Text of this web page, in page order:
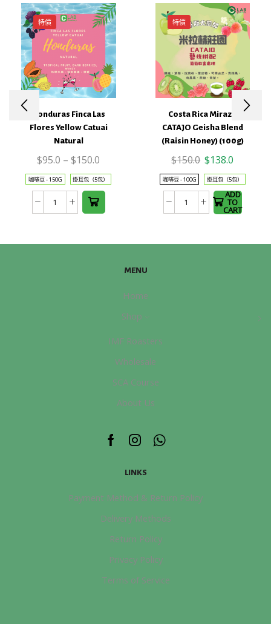
特價
Honduras Finca Las
Flores Yellow Catuai
Natural
$95.0 –$150.0
咖啡豆 - 150G 掛耳包（5包）
Honduras
This
product
multiple
variants.
The
options
特價
Costa Rica Mirazu
CATAJO Geisha Blend
(Raisin Honey) (100g)
$150.0 Original
price
was:
$150.0.
$138.0
price
is:
$138.0.
咖啡豆 - 100G 掛耳包（5包）
Costa
ADD
TO
CART
This
product
multiple
variants.
The
options
MENU
Home
Shop
IMF Roasters
Wholesale
SCA Course
About Us
Facebook
Instagram
Whatsapp
LINKS
Payment Method & Return Policy
Delivery Methods
Return Policy
Privacy Policy
Terms of Service